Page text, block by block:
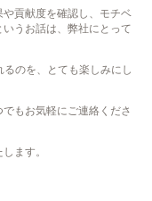
貢献度を確認し、モチベ
うお話は、弊社にとって
のを、とても楽しみにし
もお気軽にご連絡くださ
ます。